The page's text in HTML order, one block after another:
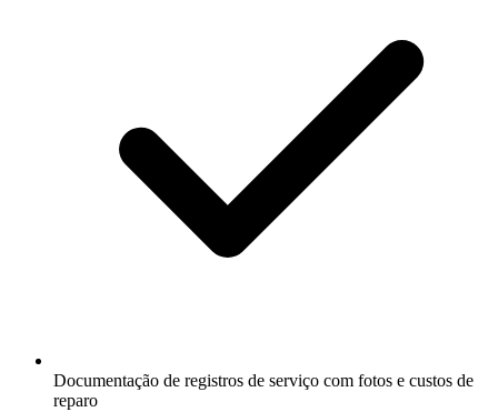
Documentação de registros de serviço com fotos e custos de
reparo